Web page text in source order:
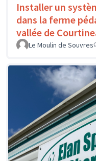
Installer un
dans la ferme
vallée de
Le Moulin de Souvres